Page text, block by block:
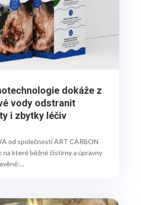
dokáže z
vody odstranit
i zbytky léčiv
od společnosti ART CARBON
na které běžné čistírny a úpravny